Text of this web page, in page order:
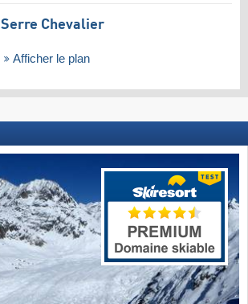
Serre Chevalier
Afficher le plan